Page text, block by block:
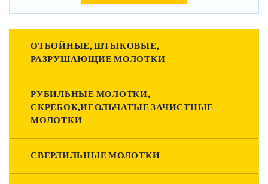
ОТБОЙНЫЕ, ШТЫКОВЫЕ,
РАЗРУШАЮЩИЕ МОЛОТКИ
РУБИЛЬНЫЕ МОЛОТКИ,
СКРЕБОК,ИГОЛЬЧАТЫЕ ЗАЧИСТНЫЕ
МОЛОТКИ
СВЕРЛИЛЬНЫЕ МОЛОТКИ